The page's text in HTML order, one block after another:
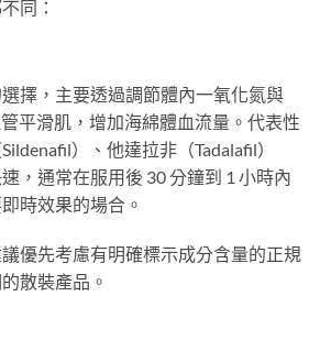
同：
擇，主要透過調節體內一氧化氮與
平滑肌，增加海綿體血流量。代表性
）、他達拉非（Tadalafil）
，通常在服用後 30 分鐘到 1 小時內
時效果的場合。
優先考慮有明確標示成分含量的正規
散裝產品。